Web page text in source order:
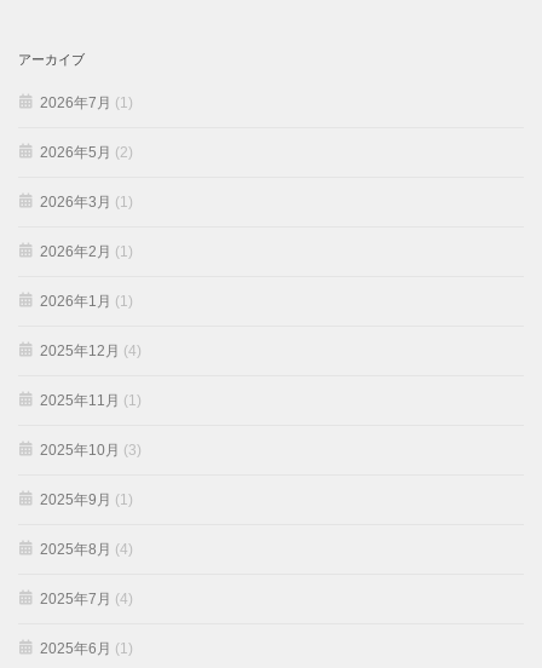
アーカイブ
2026年7月 (1)
2026年5月 (2)
2026年3月 (1)
2026年2月 (1)
2026年1月 (1)
2025年12月 (4)
2025年11月 (1)
2025年10月 (3)
2025年9月 (1)
2025年8月 (4)
2025年7月 (4)
2025年6月 (1)